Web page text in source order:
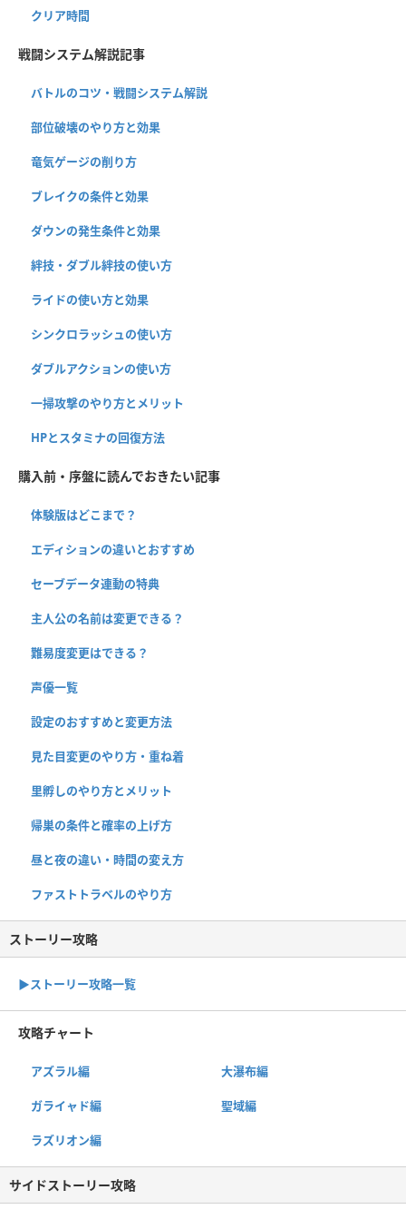
クリア時間
戦闘システム解説記事
バトルのコツ・戦闘システム解説
部位破壊のやり方と効果
竜気ゲージの削り方
ブレイクの条件と効果
ダウンの発生条件と効果
絆技・ダブル絆技の使い方
ライドの使い方と効果
シンクロラッシュの使い方
ダブルアクションの使い方
一掃攻撃のやり方とメリット
HPとスタミナの回復方法
購入前・序盤に読んでおきたい記事
体験版はどこまで？
エディションの違いとおすすめ
セーブデータ連動の特典
主人公の名前は変更できる？
難易度変更はできる？
声優一覧
設定のおすすめと変更方法
見た目変更のやり方・重ね着
里孵しのやり方とメリット
帰巣の条件と確率の上げ方
昼と夜の違い・時間の変え方
ファストトラベルのやり方
ストーリー攻略
▶︎ストーリー攻略一覧
攻略チャート
アズラル編 大瀑布編
ガライャド編 聖域編
ラズリオン編
サイドストーリー攻略